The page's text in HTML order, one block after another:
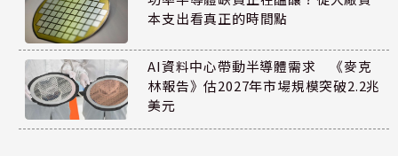
本支出看真正的時間點
AI資料中心帶動半導體需求 《麥克
林報告》估2027年市場規模突破2.2兆
美元